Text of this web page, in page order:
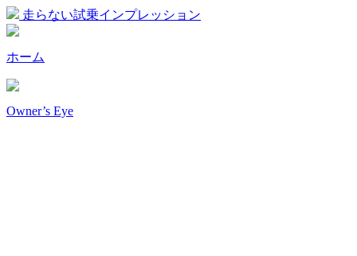
走らない試乗インプレッション
ホーム
Owner’s Eye